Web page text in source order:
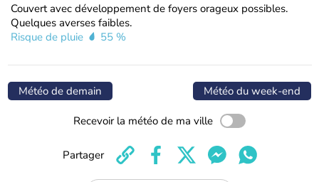
Couvert avec développement de foyers orageux possibles.
Quelques averses faibles.
Risque de pluie
55 %
Météo de demain Météo du week-end
Recevoir la météo de ma ville
Partager